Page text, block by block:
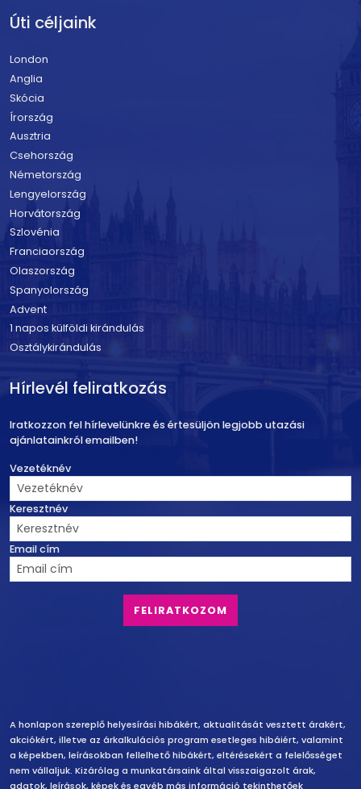
Úti céljaink
London
Anglia
Skócia
Írország
Ausztria
Csehország
Németország
Lengyelország
Horvátország
Szlovénia
Franciaország
Olaszország
Spanyolország
Advent
1 napos külföldi kirándulás
Osztálykirándulás
Hírlevél feliratkozás
Iratkozzon fel hírlevelünkre és értesüljön legjobb utazási
ajánlatainkról emailben!
Vezetéknév
Keresztnév
Email cím
Felelősség vállalás
A honlapon szereplő helyesírási hibákért, aktualitását vesztett árakért,
akciókért, illetve az árkalkulációs program esetleges hibáiért, valamint
a képekben, leírásokban fellelhető hibákért, eltérésekért a felelősséget
nem vállaljuk. Kizárólag a munkatársaink által visszaigazolt árak,
adatok, leírások, képek és egyéb más információ tekinthetőek